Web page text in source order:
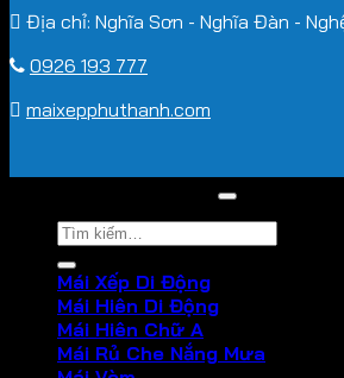
Địa chỉ: Nghĩa Sơn - Nghĩa Đàn -
0926 193 777
maixepphuthanh.com
Tìm
Mái Xếp Di Động
Mái Hiên Di Động
Mái Hiên Chữ A
Mái Rủ Che Nắng Mưa